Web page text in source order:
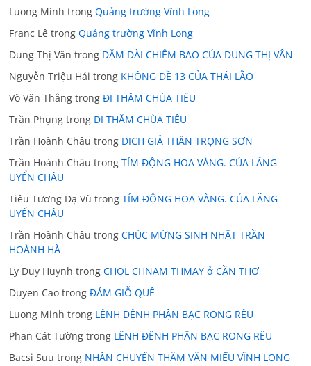
Luong Minh trongQuảng trường Vĩnh Long
Franc Lê trongQuảng trường Vĩnh Long
Dung Thị Vân trong DẶM DÀI CHIÊM BAO CỦA DUNG THỊ VÂN
Nguyễn Triệu Hải trong KHÔNG ĐỀ 13 CỦA THÁI LÃO
Võ Văn Thắng trongĐI THĂM CHÙA TIÊU
Trần Phụng trongĐI THĂM CHÙA TIÊU
Trần Hoành Châu trong DICH GIẢ THÂN TRỌNG SƠN
Trần Hoành Châu trongTÍM ĐỘNG HOA VÀNG. CỦA LÃNG
UYỂN CHÂU
Tiêu Tương Dạ Vũ trongTÍM ĐỘNG HOA VÀNG. CỦA LÃNG
UYỂN CHÂU
Trần Hoành Châu trongCHÚC MỪNG SINH NHẬT TRẦN
HOÀNH HÀ
Ly Duy Huynh trongCHOL CHNAM THMAY ở CẦN THƠ
Duyen Cao trongĐÁM GIỖ QUÊ
Luong Minh trong LÊNH ĐÊNH PHẬN BẠC RONG RÊU
Phan Cát Tường trong LÊNH ĐÊNH PHẬN BẠC RONG RÊU
Bacsi Suu trong NHÂN CHUYẾN THĂM VĂN MIẾU VĨNH LONG